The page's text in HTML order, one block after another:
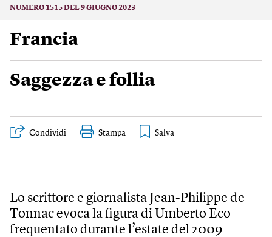
NUMERO 1515 DEL 9 GIUGNO 2023
Francia
Saggezza e follia
Condividi Stampa
Lo scrittore e giornalista Jean-Philippe de
Tonnac evoca la figura di Umberto Eco
frequentato durante l’estate del 2009